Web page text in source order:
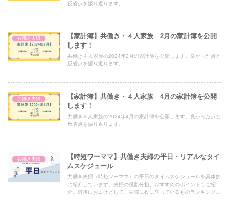
反省点を振り返ります。
共働き夫婦
【家計簿】共働き・４人家族 2月の家計簿を公開
します！
共働き４人家族の2024年2月の家計簿を公開します。良かった点と
反省点を振り返ります。
共働き夫婦
【家計簿】共働き・４人家族 4月の家計簿を公開
します！
共働き４人家族の2024年4月の家計簿を公開します。良かった点と
反省点を振り返ります。
共働き夫婦
【時短ワーママ】共働き夫婦の平日・リアルなタイ
ムスケジュール
共働き夫婦（時短ワーママ）の平日のタイムスケジュールを具体的
に紹介しています。夫婦の役割分担、おすすめのポイントもご紹
介。最後におまけとして、実際に役に立っているものランキングも